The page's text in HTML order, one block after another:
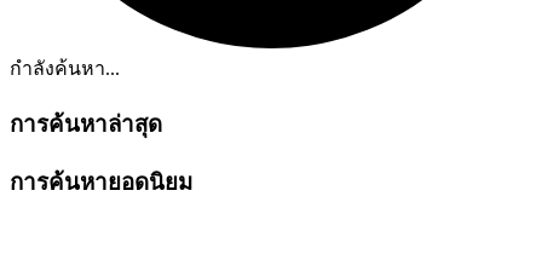
กำลังค้นหา...
การค้นหาล่าสุด
การค้นหายอดนิยม